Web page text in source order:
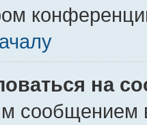
на
сообщением